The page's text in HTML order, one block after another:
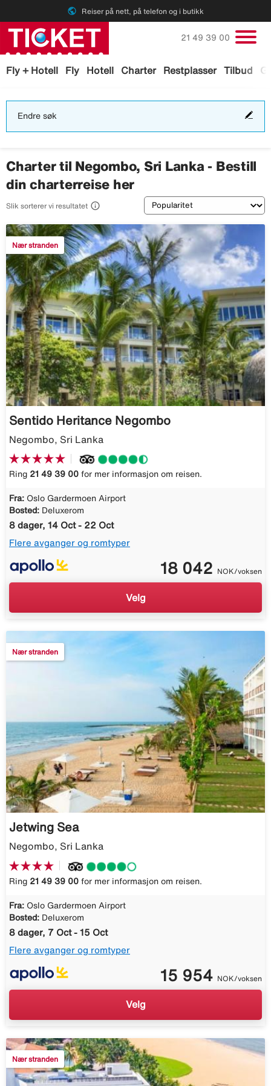
public Reiser på nett, på telefon og i butikk
Fly + Hotell Fly Hotell Charter Restplasser Tilbud
Ring oss på
21 49 39 00
Endre søk
Charter til Negombo, Sri Lanka - Bestill
din charterreise her
Slik sorterer vi resultatet  Sortering
Nær stranden
Sentido Heritance Negombo
Negombo, Sri Lanka
Ring 21 49 39 00 for mer informasjon om reisen.
Fra: Oslo Gardermoen Airport
Bosted: Deluxerom
8 dager, 14 Oct - 22 Oct
Flere avganger og romtyper
18 042 NOK/voksen
Velg
Nær stranden
Jetwing Sea
Negombo, Sri Lanka
Ring 21 49 39 00 for mer informasjon om reisen.
Fra: Oslo Gardermoen Airport
Bosted: Deluxerom
8 dager, 7 Oct - 15 Oct
Flere avganger og romtyper
15 954 NOK/voksen
Velg
Nær stranden